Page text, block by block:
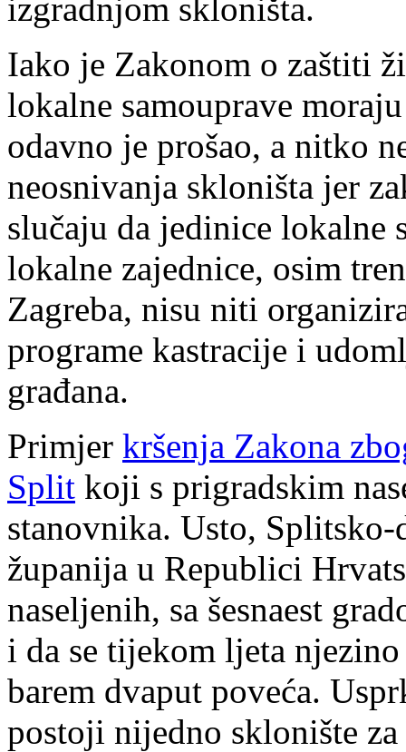
izgradnjom skloništa.
Iako je Zakonom o zaštiti
lokalne samouprave
odavno je prošao, a nitko
neosnivanja skloništa jer
slučaju da jedinice lokalne
lokalne zajednice, osim
Zagreba, nisu niti
programe kastracije i
građana.
Primjer kršenja Zakona
Split koji s prigradskim
stanovnika. Usto,
županija u Republici
naseljenih, sa šesnaest
i da se tijekom ljeta
barem dvaput poveća.
postoji nijedno sklonište